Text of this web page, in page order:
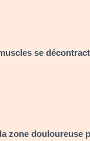
se
zone douloureuse